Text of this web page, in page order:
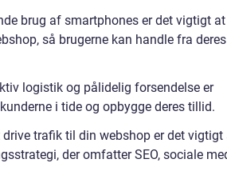
brug af smartphones er det vigtigt
så brugerne kan handle fra deres
logistik og pålidelig forsendelse er
i tide og opbygge deres tillid.
trafik til din webshop er det vigtigt
der omfatter SEO, sociale